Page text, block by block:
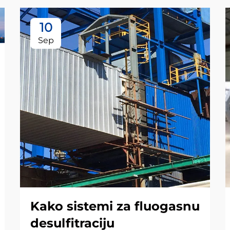
10
Sep
Kako sistemi za fluogasnu
desulfitraciju